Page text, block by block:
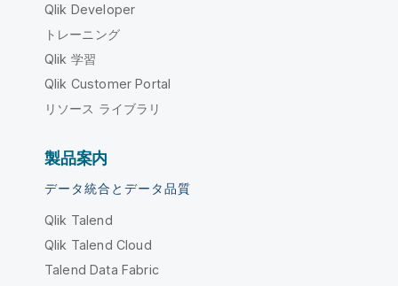
Qlik Developer
トレーニング
Qlik 学習
Qlik Customer Portal
リソース ライブラリ
製品案内
データ統合とデータ品質
Qlik Talend
Qlik Talend Cloud
Talend Data Fabric